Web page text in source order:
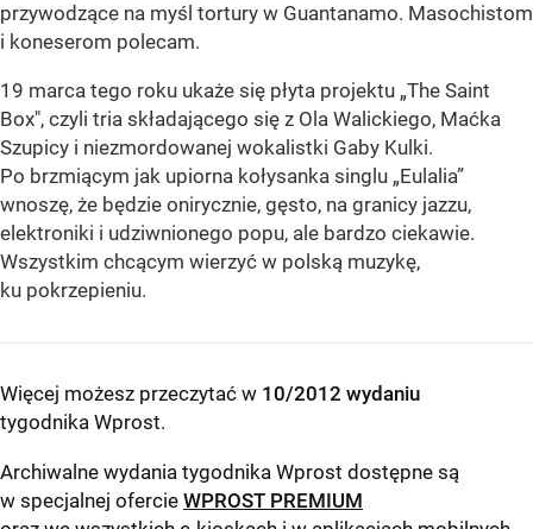
przywodzące na myśl tortury w Guantanamo. Masochistom
i koneserom polecam.
19 marca tego roku ukaże się płyta projektu „The Saint
Box", czyli tria składającego się z Ola Walickiego, Maćka
Szupicy i niezmordowanej wokalistki Gaby Kulki.
Po brzmiącym jak upiorna kołysanka singlu „Eulalia”
wnoszę, że będzie onirycznie, gęsto, na granicy jazzu,
elektroniki i udziwnionego popu, ale bardzo ciekawie.
Wszystkim chcącym wierzyć w polską muzykę,
ku pokrzepieniu.
Więcej możesz przeczytać w 10/2012 wydaniu
tygodnika Wprost.
Archiwalne wydania tygodnika Wprost dostępne są
w specjalnej ofercie WPROST PREMIUM